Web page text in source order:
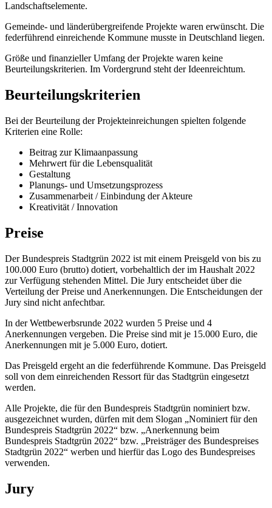
Landschaftselemente.
Gemeinde- und länderübergreifende Projekte waren erwünscht. Die
federführend einreichende Kommune musste in Deutschland liegen.
Größe und finanzieller Umfang der Projekte waren keine
Beurteilungskriterien. Im Vordergrund steht der Ideenreichtum.
Beurteilungskriterien
Bei der Beurteilung der Projekteinreichungen spielten folgende
Kriterien eine Rolle:
Beitrag zur Klimaanpassung
Mehrwert für die Lebensqualität
Gestaltung
Planungs- und Umsetzungsprozess
Zusammenarbeit / Einbindung der Akteure
Kreativität / Innovation
Preise
Der Bundespreis Stadtgrün 2022 ist mit einem Preisgeld von bis zu
100.000 Euro (brutto) dotiert, vorbehaltlich der im Haushalt 2022
zur Verfügung stehenden Mittel. Die Jury entscheidet über die
Verteilung der Preise und Anerkennungen. Die Entscheidungen der
Jury sind nicht anfechtbar.
In der Wettbewerbsrunde 2022 wurden 5 Preise und 4
Anerkennungen vergeben. Die Preise sind mit je 15.000 Euro, die
Anerkennungen mit je 5.000 Euro, dotiert.
Das Preisgeld ergeht an die federführende Kommune. Das Preisgeld
soll von dem einreichenden Ressort für das Stadtgrün eingesetzt
werden.
Alle Projekte, die für den Bundespreis Stadtgrün nominiert bzw.
ausgezeichnet wurden, dürfen mit dem Slogan „Nominiert für den
Bundespreis Stadtgrün 2022“ bzw. „Anerkennung beim
Bundespreis Stadtgrün 2022“ bzw. „Preisträger des Bundespreises
Stadtgrün 2022“ werben und hierfür das Logo des Bundespreises
verwenden.
Jury